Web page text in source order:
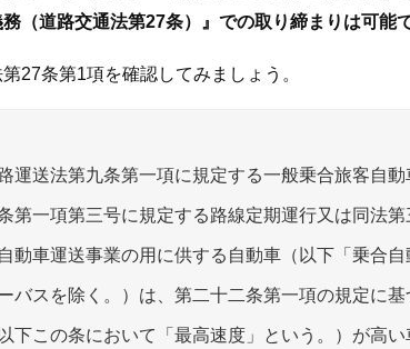
（道路交通法第27条）』での取り締まりは可能で
27条第1項を確認してみましょう。
運送法第九条第一項に規定する一般乗合旅客自
第一項第三号に規定する路線定期運行又は同法
動車運送事業の用に供する自動車（以下「乗合自
バスを除く。）は、第二十二条第一項の規定に
下この条において「最高速度」という。）が高